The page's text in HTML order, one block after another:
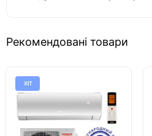
Рекомендовані товари
ХІТ